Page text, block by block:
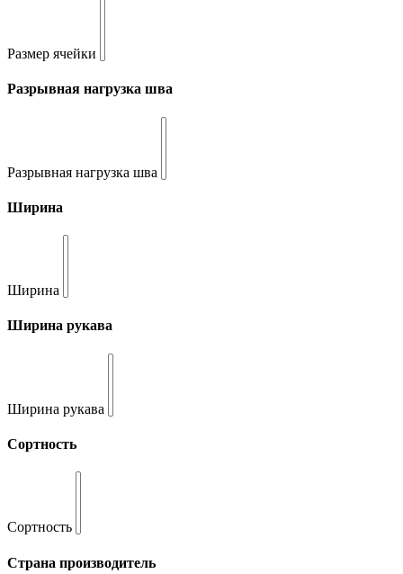
Размер ячейки
Разрывная нагрузка шва
Разрывная нагрузка шва
Ширина
Ширина
Ширина рукава
Ширина рукава
Сортность
Сортность
Страна производитель